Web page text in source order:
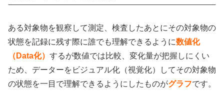
ある対象物を観察して測定、検査したあとにその対象物の
状態を記録に残す際に誰でも理解できるように数値化
（Data化） するが数値では比較、変化量が把握しにくい
ため、データーをビジュアル化（視覚化）してその対象物
の状態を一目で理解できるようにしたものがグラフです。